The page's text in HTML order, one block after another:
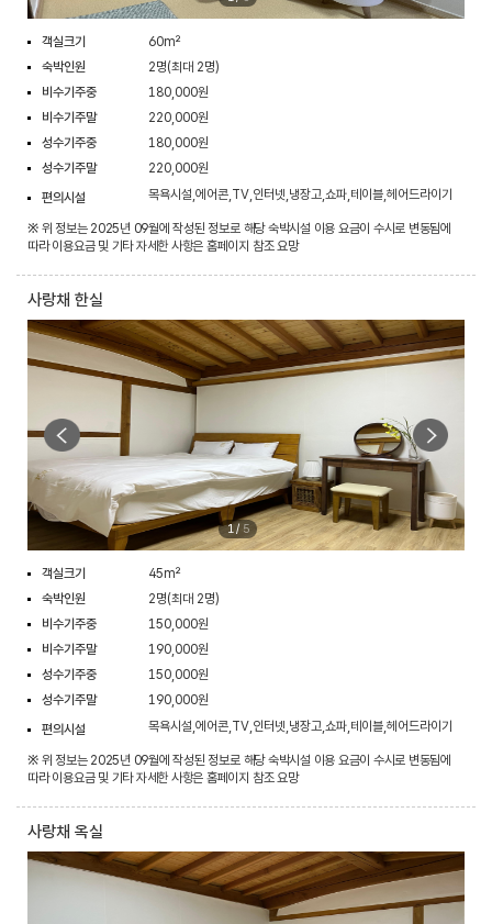
객실크기
60m²
숙박인원
2명(최대 2명)
비수기주중
180,000원
비수기주말
220,000원
성수기주중
180,000원
성수기주말
220,000원
편의시설
목욕시설,에어콘,TV,인터넷,냉장고,쇼파,테이블,헤어드라이기
※ 위 정보는 2025년 09월에 작성된 정보로 해당 숙박시설 이용 요금이 수시로 변동됨에
따라 이용요금 및 기타 자세한 사항은 홈페이지 참조 요망
사랑채 한실
1/ 5
객실크기
45m²
숙박인원
2명(최대 2명)
비수기주중
150,000원
비수기주말
190,000원
성수기주중
150,000원
성수기주말
190,000원
편의시설
목욕시설,에어콘,TV,인터넷,냉장고,쇼파,테이블,헤어드라이기
※ 위 정보는 2025년 09월에 작성된 정보로 해당 숙박시설 이용 요금이 수시로 변동됨에
따라 이용요금 및 기타 자세한 사항은 홈페이지 참조 요망
사랑채 옥실